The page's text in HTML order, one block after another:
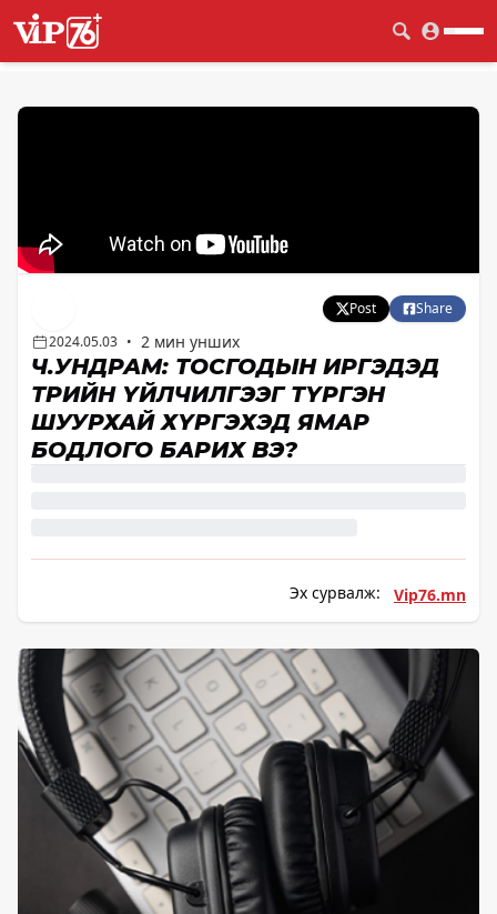
Post
Share
2024.05.03 • 2 мин унших
Ч.УНДРАМ: ТОСГОДЫН ИРГЭДЭД
ТӨРИЙН ҮЙЛЧИЛГЭЭГ ТҮРГЭН
ШУУРХАЙ ХҮРГЭХЭД ЯМАР
БОДЛОГО БАРИХ ВЭ?
Эх сурвалж: Vip76.mn